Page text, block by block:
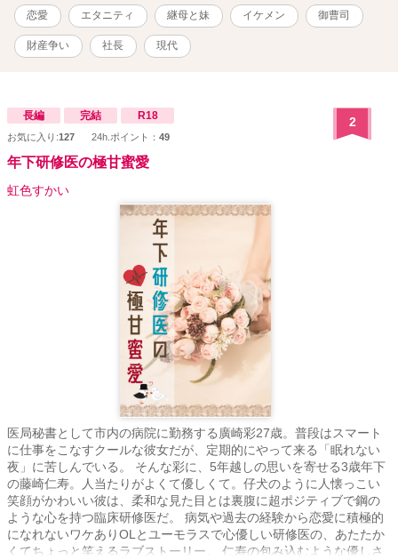
・R－１８には※R－１８マークをつけます。 ・飛ばして読むことも
可能です。
恋愛 エタニティ 継母と妹 イケメン 御曹司
財産争い 社長 現代
長編 完結 R18
お気に入り:127 24h.ポイント： 49
2
年下研修医の極甘蜜愛
虹色すかい
医局秘書として市内の病院に勤務する廣崎彩27歳。普段はスマート
に仕事をこなすクールな彼女だが、定期的にやって来る「眠れない
夜」に苦しんでいる。 そんな彩に、5年越しの思いを寄せる3歳年下
の藤崎仁寿。人当たりがよくて優しくて。仔犬のように人懐っこい
笑顔がかわいい彼は、柔和な見た目とは裏腹に超ポジティブで鋼の
ような心を持つ臨床研修医だ。 病気や過去の経験から恋愛に積極的
になれないワケありOLとユーモラスで心優しい研修医の、あたたか
くてちょっと笑えるラブストーリー。 仁寿の包み込むような優しさ